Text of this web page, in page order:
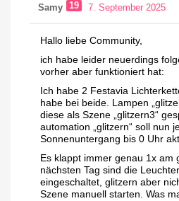
Samy 19 7. September 2025
Hallo liebe Community,
ich habe leider neuerdings
vorher aber funktioniert hat:
Ich habe 2 Festavia
habe bei beide. Lampen
diese als Szene „glitzern3“
automation „glitzern“ soll nun
Sonnenuntergang bis 0 Uhr
Es klappt immer genau 1x am
nächsten Tag sind die
eingeschaltet, glitzern aber
Szene manuell starten. Was